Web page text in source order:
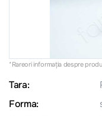
*Rareori informația despre
Tara:
Forma: